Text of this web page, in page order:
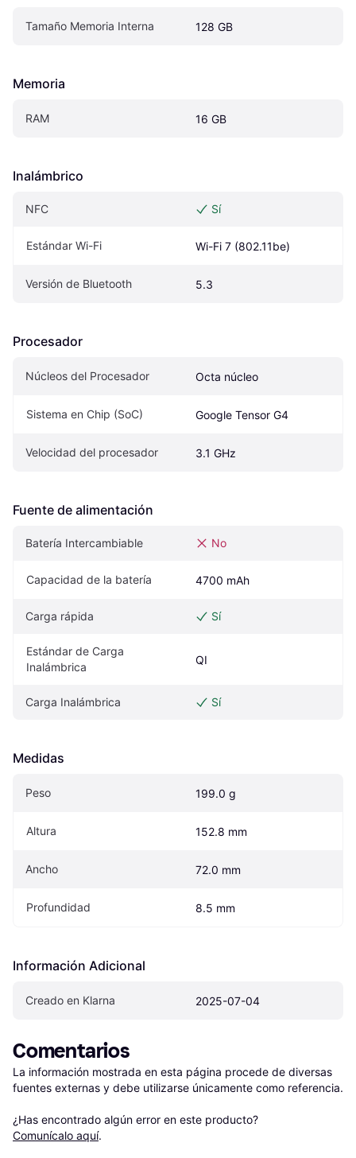
Tamaño Memoria Interna 128 GB
Memoria
RAM 16 GB
Inalámbrico
NFC Sí
Estándar Wi-Fi Wi-Fi 7 (802.11be)
Versión de Bluetooth 5.3
Procesador
Núcleos del Procesador Octa núcleo
Sistema en Chip (SoC) Google Tensor G4
Velocidad del procesador 3.1 GHz
Fuente de alimentación
Batería Intercambiable No
Capacidad de la batería 4700 mAh
Carga rápida Sí
Estándar de Carga
Inalámbrica
QI
Carga Inalámbrica Sí
Medidas
Peso 199.0 g
Altura 152.8 mm
Ancho 72.0 mm
Profundidad 8.5 mm
Información Adicional
Creado en Klarna 2025-07-04
Comentarios
La información mostrada en esta página procede de diversas
fuentes externas y debe utilizarse únicamente como referencia.
¿Has encontrado algún error en este producto?
Comunícalo aquí.